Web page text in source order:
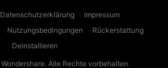
Datenschutzerklärung
Impressum
Nutzungsbedingungen
Rückerstattung
Deinstallieren
Wondershare. Alle Rechte vorbehalten.